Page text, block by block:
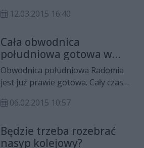
i Ireneusz Domański. Wniosek w tej
Miejskiej.
12.03.2015 16:40
Cała obwodnica
południowa gotowa w
lutym?
Obwodnica południowa Radomia
jest już prawie gotowa. Cały czas
przepustem pod linią kolejową
powinniśmy przejechać jeszcze w
lutym.
06.02.2015 10:57
Będzie trzeba rozebrać
nasyp kolejowy?